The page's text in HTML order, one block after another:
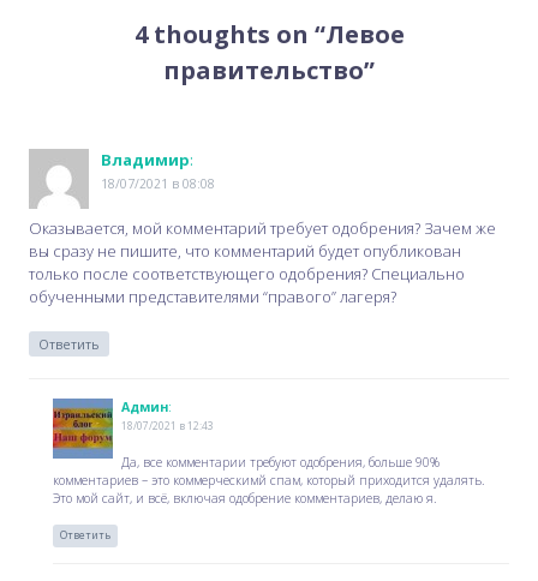
navigation
4 thoughts on “Левое
правительство”
Владимир:
18/07/2021 в 08:08
Оказывается, мой комментарий требует одобрения? Зачем же
вы сразу не пишите, что комментарий будет опубликован
только после соответствующего одобрения? Специально
обученными представителями “правого” лагеря?
Ответить
Админ:
18/07/2021 в 12:43
Да, все комментарии требуют одобрения, больше 90%
комментариев – это коммерческимй спам, который приходится удалять.
Это мой сайт, и всё, включая одобрение комментариев, делаю я.
Ответить